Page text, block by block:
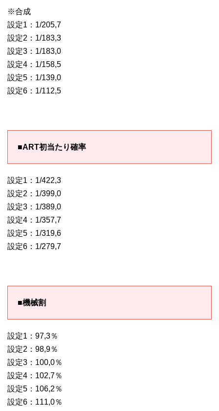
※合成
設定1：1/205,7
設定2：1/183,3
設定3：1/183,0
設定4：1/158,5
設定5：1/139,0
設定6：1/112,5
■ART初当たり確率
設定1：1/422,3
設定2：1/399,0
設定3：1/389,0
設定4：1/357,7
設定5：1/319,6
設定6：1/279,7
■機械割
設定1：97,3％
設定2：98,9％
設定3：100,0％
設定4：102,7％
設定5：106,2％
設定6：111,0％